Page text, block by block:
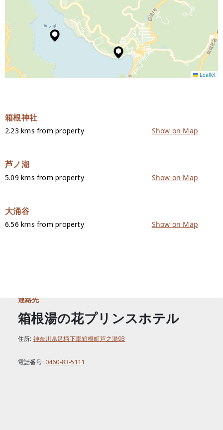
Leaflet
箱根神社
2.23 kms from property Show on Map
芦ノ湖
5.09 kms from property Show on Map
大涌谷
6.56 kms from property Show on Map
連絡先
箱根湯の花プリンスホテル
住所: 神奈川県足柄下郡箱根町芦之湯93
電話番号: 0460-83-5111